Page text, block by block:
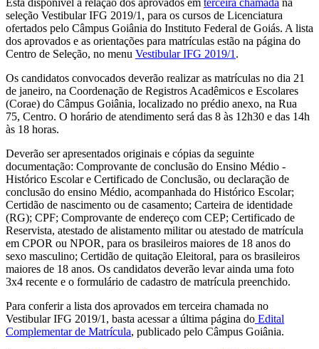
Está disponível a relação dos aprovados em terceira chamada na
seleção Vestibular IFG 2019/1, para os cursos de Licenciatura
ofertados pelo Câmpus Goiânia do Instituto Federal de Goiás. A lista
dos aprovados e as orientações para matrículas estão na página do
Centro de Seleção, no menu Vestibular IFG 2019/1.
Os candidatos convocados deverão realizar as matrículas no dia 21
de janeiro, na Coordenação de Registros Acadêmicos e Escolares
(Corae) do Câmpus Goiânia, localizado no prédio anexo, na Rua
75, Centro. O horário de atendimento será das 8 às 12h30 e das 14h
às 18 horas.
Deverão ser apresentados originais e cópias da seguinte
documentação: Comprovante de conclusão do Ensino Médio -
Histórico Escolar e Certificado de Conclusão, ou declaração de
conclusão do ensino Médio, acompanhada do Histórico Escolar;
Certidão de nascimento ou de casamento; Carteira de identidade
(RG); CPF; Comprovante de endereço com CEP; Certificado de
Reservista, atestado de alistamento militar ou atestado de matrícula
em CPOR ou NPOR, para os brasileiros maiores de 18 anos do
sexo masculino; Certidão de quitação Eleitoral, para os brasileiros
maiores de 18 anos. Os candidatos deverão levar ainda uma foto
3x4 recente e o formulário de cadastro de matrícula preenchido.
Para conferir a lista dos aprovados em terceira chamada no
Vestibular IFG 2019/1, basta acessar a última página do Edital
Complementar de Matrícula, publicado pelo Câmpus Goiânia.